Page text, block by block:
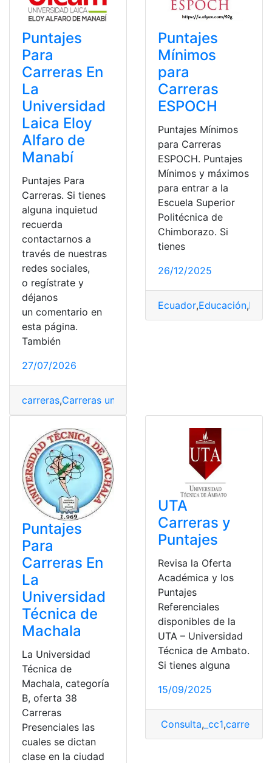
Puntajes
Para
Carreras En
La
Universidad
Laica Eloy
Alfaro de
Manabí
Puntajes Para
Carreras. Si tienes
alguna inquietud
recuerda
contactarnos a
través de nuestras
redes sociales,
o regístrate y
déjanos
un comentario en
esta página.
También
27/07/2026
carreras,Carreras universitarias
Puntajes
Mínimos
para
Carreras
ESPOCH
Puntajes Mínimos
para Carreras
ESPOCH. Puntajes
Mínimos y máximos
para entrar a la
Escuela Superior
Politécnica de
Chimborazo. Si
tienes
26/12/2025
Ecuador,Educación,
Puntajes
Para
Carreras En
La
Universidad
Técnica de
Machala
La Universidad
Técnica de
Machala, categoría
B, oferta 38
Carreras
Presenciales las
cuales se dictan
clase en la ciudad
UTA
Carreras y
Puntajes
Revisa la Oferta
Académica y los
Puntajes
Referenciales
disponibles de la
UTA – Universidad
Técnica de Ambato.
Si tienes alguna
15/09/2025
Consulta, _cc1,carreras